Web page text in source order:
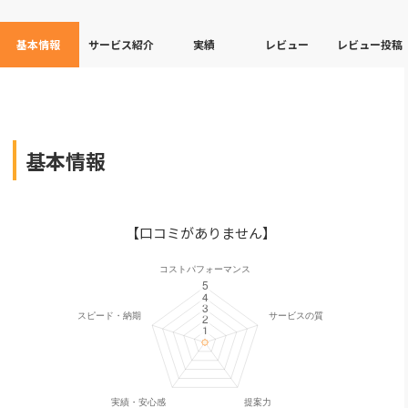
基本情報 サービス紹介 実績 レビュー レビュー投稿
基本情報
【口コミがありません】